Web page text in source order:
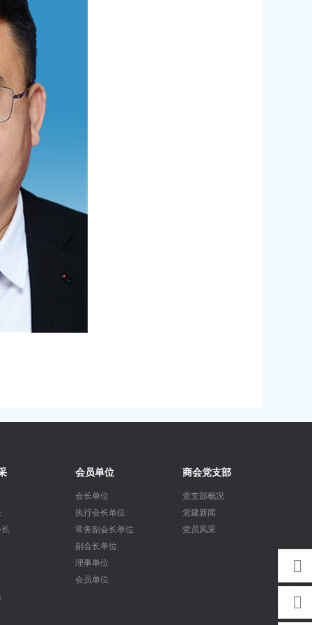
会员单位
会长单位
执行会长单位
常务副会长单位
副会长单位
理事单位
会员单位
商会党支部
党支部概况
党建新闻
党员风采